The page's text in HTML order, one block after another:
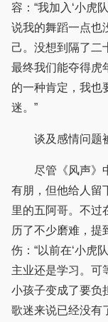
容：“我加入‘小虎
说我的舞蹈一点也
己。没想到隔了二
最终我们能夺得虎
的一种肯定，我也
迷。”
谈及感情问题被
尽管《风声》中
有朋，但他给人留
里的五阿哥。不过
历了不少磨难，提
伤：“以前在‘小虎
主业还是学习。可
小孩子变成了要负
歌迷来说已经没有